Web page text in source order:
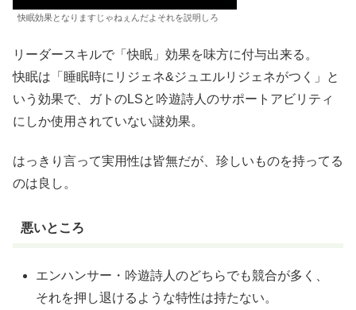
快眠効果となりますじゃねぇんだよそれを説明しろ
リーダースキルで「快眠」効果を味方に付与出来る。
快眠は「睡眠時にリジェネ&ジュエルリジェネがつく」と
いう効果で、ガトのLSと吟遊詩人のサポートアビリティ
にしか使用されていない謎効果。
はっきり言って実用性は皆無だが、珍しいものを持ってる
のは良し。
悪いところ
エンハンサー・吟遊詩人のどちらでも競合が多く、
それを押し退けるような特性は持たない。